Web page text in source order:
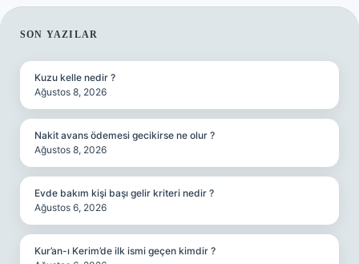
SIDEBAR
SON YAZILAR
Kuzu kelle nedir ?
Ağustos 8, 2026
Nakit avans ödemesi gecikirse ne olur ?
Ağustos 8, 2026
Evde bakım kişi başı gelir kriteri nedir ?
Ağustos 6, 2026
Kur’an-ı Kerim’de ilk ismi geçen kimdir ?